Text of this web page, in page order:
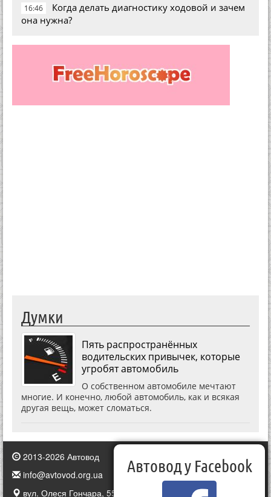
16:46
Когда делать диагностику ходовой и зачем
она нужна?
Думки
Пять распространённых
водительских привычек, которые
угробят автомобиль
О собственном автомобиле мечтают
многие. И конечно, любой автомобиль, как и всякая
другая вещь, может сломаться.
2013-2026 Автовод
info@avtovod.org.ua
вул. Олеся Гончара, 55, Київ, Україна
Автовод у Facebook